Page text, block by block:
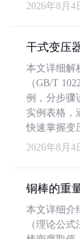
2026年8月4
干式变压
本文详细解
（GB/T
例，分步骤
实例表格，
快速掌握变
2026年8月4
铜棒的重
本文详细介
（理论公